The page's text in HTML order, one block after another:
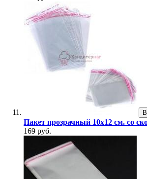
Пакет прозрачный 10х12 см. со
169 руб.